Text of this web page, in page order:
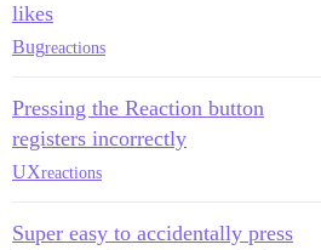
likes
Bugreactions
Pressing the Reaction button
registers incorrectly
UXreactions
Super easy to accidentally press